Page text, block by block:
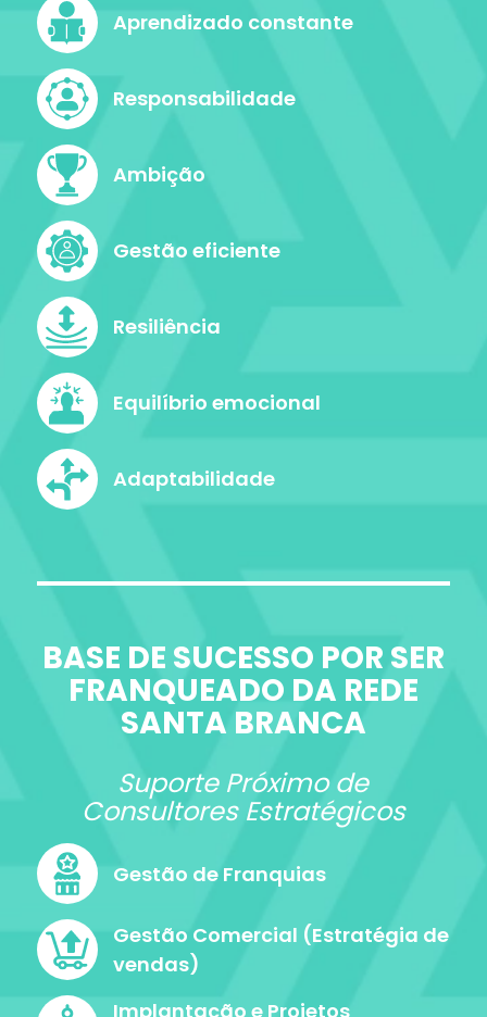
Aprendizado constante
Responsabilidade
Ambição
Gestão eficiente
Resiliência
Equilíbrio emocional
Adaptabilidade
BASE DE SUCESSO POR SER
FRANQUEADO DA REDE
SANTA BRANCA
Suporte Próximo de
Consultores Estratégicos
Gestão de Franquias
Gestão Comercial (Estratégia de
vendas)
Implantação e Projetos